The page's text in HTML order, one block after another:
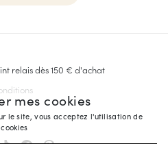
mes cookies
le site, vous acceptez l'utilisation de
cookies
relais dès 150 € d'achat